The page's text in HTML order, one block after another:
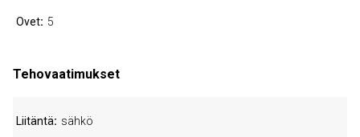
Ovet 5
Tehovaatimukset
Liitäntä sähkö